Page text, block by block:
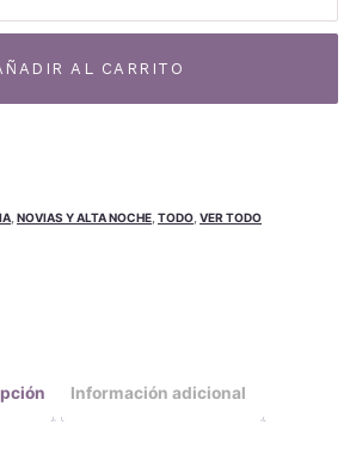
AL CARRITO
NOVIAS Y ALTA NOCHE TODO VER TODO
Información adicional